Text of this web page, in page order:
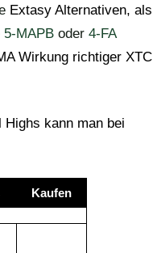
Extasy Alternativen, als
5-MAPB oder 4-FA
Wirkung richtiger XTC
Highs kann man bei
Kaufen